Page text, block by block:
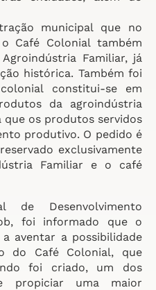
municipal que no
Café Colonial também
Familiar, já
histórica. Também foi
constitui-se em
da agroindústria
os produtos servidos
produtivo. O pedido é
exclusivamente
Familiar e o café
de Desenvolvimento
foi informado que o
aventar a possibilidade
do Café Colonial, que
foi criado, um dos
propiciar uma maior